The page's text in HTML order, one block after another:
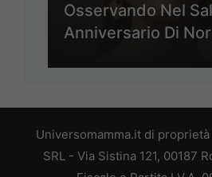
Osservando Nel
Anniversario Di
Universomamma.it di proprietà
SRL - Via Sistina 121, 00187